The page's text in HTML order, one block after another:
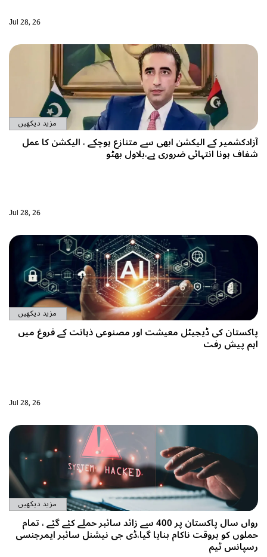
مزید دیکھیں
کے الیکشن ابھی سے متنازع ہوچکے ، الیکشن کا عمل
ضروری ہے،بلاول بھٹو
مزید دیکھیں
ڈیجیٹل معیشت اور مصنوعی ذہانت کے فروغ میں
مزید دیکھیں
رواں سال پاکستان پر 400 سے زائد سائبر حملے کئے گئے ، تمام
ناکام بنایا گیا،ڈی جی نیشنل سائبر ایمرجنسی